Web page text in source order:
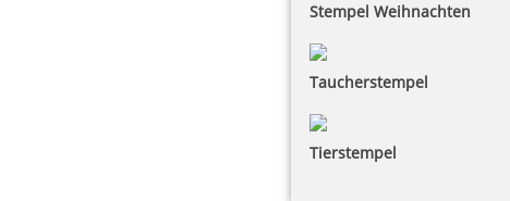
Stempel Weihnachten
Taucherstempel
Tierstempel